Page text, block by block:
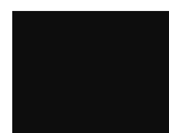
EMISIÓN 11:30 PM